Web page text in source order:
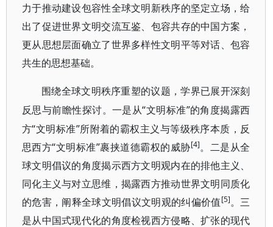
力于推动建设包容性全球文明新秩序的坚定立场，给
出了促进世界文明交流互鉴、包容共存的中国方案，
更从思想层面确立了世界多样性文明平等对话、包容
共生的思想基础。
围绕全球文明秩序重塑的议题，学界已展开深刻
反思与前瞻性探讨。一是从“文明标准”的角度揭露西
方“文明标准”所附着的霸权主义与等级秩序本质，反
思西方“文明标准”裹挟道德霸权的威胁[4]。二是从全
球文明倡议的角度揭示西方文明观内在的排他主义、
同化主义与对立思维，揭露西方推动世界文明同质化
的危害，阐释全球文明倡议文明观的纠偏价值[5]。三
是从中国式现代化的角度检视西方侵略、扩张的现代